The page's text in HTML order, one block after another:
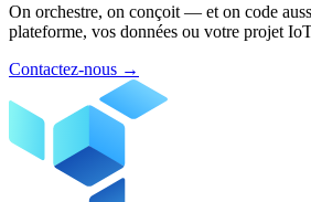
On orchestre, on conçoit — et on code
plateforme, vos données ou votre projet
Contactez-nous →